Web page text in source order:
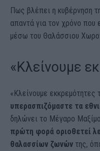
Πως βλέπει η κυβέρνηση
απαντά για τον χρόνο που
μέσω του Θαλάσσιου
«Κλείνουμε
«Κλείνουμε εκκρεμότητες
υπερασπιζόμαστε τα
δηλώνει το Μέγαρο
πρώτη φορά οριοθετεί
θαλασσίων ζωνών της,